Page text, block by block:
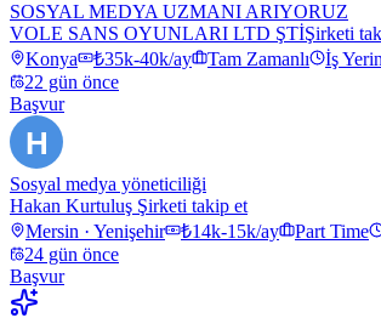
SOSYAL MEDYA UZMANI ARIYORUZ
VOLE SANS OYUNLARI LTD ŞTİŞirketi
Konya
₺35k-40k/ay Tam Zamanlı
İş
22 gün önce
Başvur
H
Sosyal medya yöneticiliği
Hakan Kurtuluş Şirketi takip et
Mersin · Yenişehir
₺14k-15k/ay Part Time
24 gün önce
Başvur